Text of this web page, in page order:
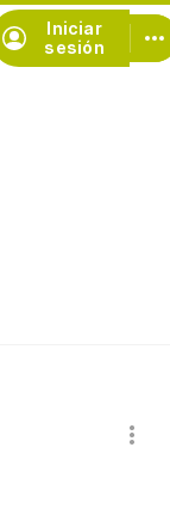
Iniciar
sesión